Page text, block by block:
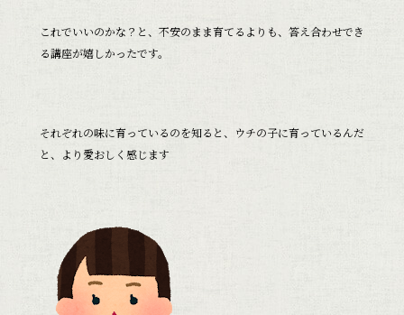
これでいいのかな？と、不安のまま育てるよりも、答え合わせでき
る講座が嬉しかったです。
それぞれの味に育っているのを知ると、ウチの子に育っているんだ
と、より愛おしく感じます